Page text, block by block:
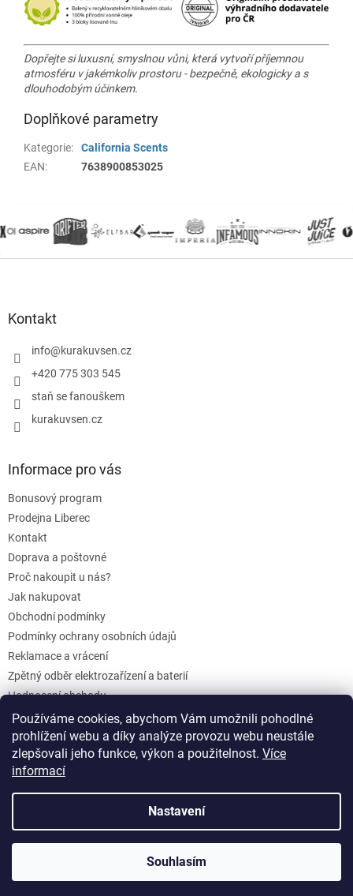
Používáme cookies, abychom Vám umožnili pohodlné
prohlížení webu a díky analýze provozu webu neustále
zlepšovali jeho funkce, výkon a použitelnost. Více
informací
Nastavení
Souhlasím
Dopřejte si luxusní, smyslnou vůni, která vytvoří příjemnou
atmosféru v jakémkoliv prostoru - bezpečně, ekologicky a s
dlouhodobým účinkem.
Doplňkové parametry
Kategorie:
California Scents
EAN: 7638900853025
Kontakt
info@kurakuvsen.cz
+420 775 303 545
staň se fanouškem
kurakuvsen.cz
Informace pro vás
Bonusový program
Prodejna Liberec
Kontakt
Doprava a poštovné
Proč nakoupit u nás?
Jak nakupovat
Obchodní podmínky
Podmínky ochrany osobních údajů
Reklamace a vrácení
Zpětný odběr elektrozařízení a baterií
Hodnocení obchodu
Dárkové poukazy
Blog
Vytvořil Shoptet
Upravit nastavení cookies